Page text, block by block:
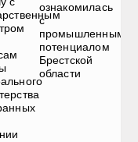
ознакомилась
с
промышленным
потенциалом
Брестской
области